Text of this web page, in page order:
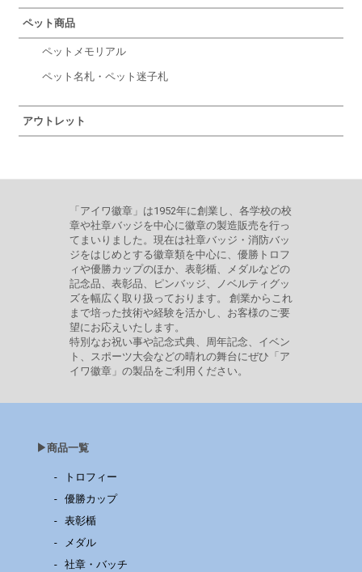
ペット商品
ペットメモリアル
ペット名札・ペット迷子札
アウトレット
「アイワ徽章」は1952年に創業し、各学校の校
章や社章バッジを中心に徽章の製造販売を行っ
てまいりました。現在は社章バッジ・消防バッ
ジをはじめとする徽章類を中心に、優勝トロフ
ィや優勝カップのほか、表彰楯、メダルなどの
記念品、表彰品、ピンバッジ、ノベルティグッ
ズを幅広く取り扱っております。 創業からこれ
まで培った技術や経験を活かし、お客様のご要
望にお応えいたします。
特別なお祝い事や記念式典、周年記念、イベン
ト、スポーツ大会などの晴れの舞台にぜひ「ア
イワ徽章」の製品をご利用ください。
▶︎商品一覧
トロフィー
優勝カップ
表彰楯
メダル
社章・バッチ